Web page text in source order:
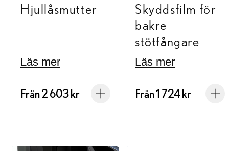
Hjullåsmutter
Läs mer
Från 2 603 kr
Skyddsfilm för
bakre
stötfångare
Läs mer
Från 1 724 kr